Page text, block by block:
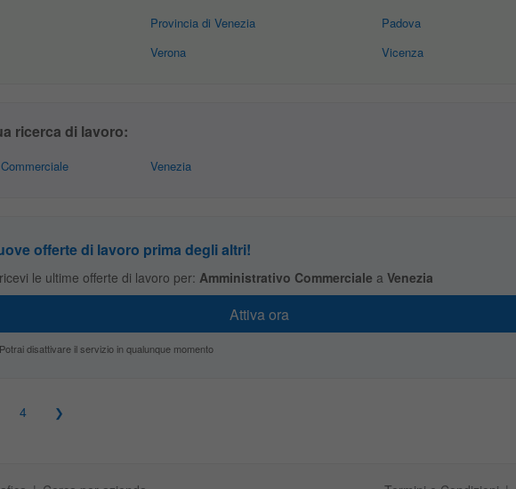
Provincia di Venezia
Verona
Padova
Vicenza
ricerca di lavoro:
Venezia
offerte di lavoro prima degli altri!
le ultime offerte di lavoro per: Amministrativo Commerciale a Venezia
disattivare il servizio in qualunque momento
4